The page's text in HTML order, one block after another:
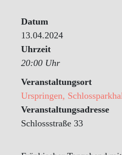
Datum
13.04.2024
Uhrzeit
20:00 Uhr
Veranstaltungsort
Urspringen,
Veranstaltungsadresse
Schlossstraße 33